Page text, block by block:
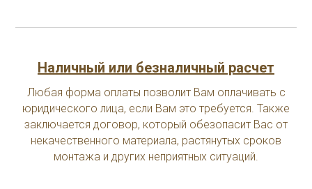
Наличный или безналичный расчет
Любая форма оплаты позволит Вам оплачивать с
юридического лица, если Вам это требуется. Также
заключается договор, который обезопасит Вас от
некачественного материала, растянутых сроков
монтажа и других неприятных ситуаций.